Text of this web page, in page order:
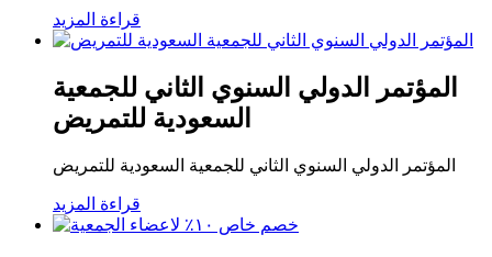
قراءة المزيد
المؤتمر الدولي السنوي الثاني للجمعية
السعودية للتمريض
المؤتمر الدولي السنوي الثاني للجمعية السعودية للتمريض
قراءة المزيد